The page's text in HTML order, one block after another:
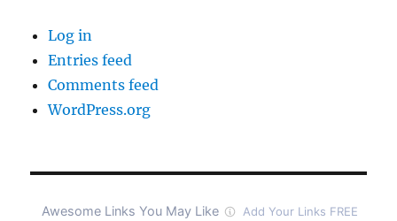
Log in
Entries feed
Comments feed
WordPress.org